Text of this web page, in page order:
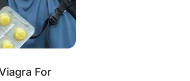
на мајка природа?
од најпознатите градби во историјата.
For